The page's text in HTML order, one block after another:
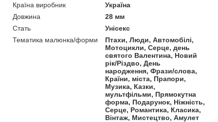
Країна виробник
Україна
Довжина
28 мм
Стать
Унісекс
Тематика малюнка/форми
Птахи, Люди, Автомобілі,
Мотоцикли, Серце, день
святого Валентина, Новий
рік/Різдво, День
народження, Фрази/слова,
Країни, міста, Прапори,
Музика, Казки,
мультфільми, Прямокутна
форма, Подарунок, Ніжність,
Серце, Романтика, Класика,
Вінтаж, Мистецтво, Амулет